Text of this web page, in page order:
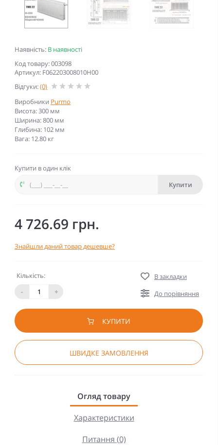
Наявність: В наявності
Код товару: 003098
Артикул: F062203008010H00
Відгуки:(0)
Виробники Purmo
Висота: 300 мм
Ширина: 800 мм
Глибина: 102 мм
Вага: 12.80 кг
Купити в один клік
Купити
4 726.69 грн.
Знайшли даний товар дешевше?
Кількість:
-
+
В закладки
До порівняння
КУПИТИ
ШВИДКЕ ЗАМОВЛЕННЯ
Огляд товару
Характеристики
Питання (0)